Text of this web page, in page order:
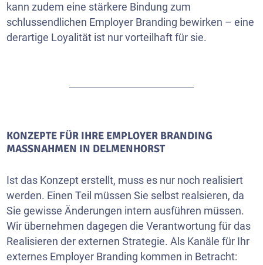
kann zudem eine stärkere Bindung zum
schlussendlichen Employer Branding bewirken – eine
derartige Loyalität ist nur vorteilhaft für sie.
KONZEPTE FÜR IHRE EMPLOYER BRANDING
MASSNAHMEN IN DELMENHORST
Ist das Konzept erstellt, muss es nur noch realisiert
werden. Einen Teil müssen Sie selbst realsieren, da
Sie gewisse Änderungen intern ausführen müssen.
Wir übernehmen dagegen die Verantwortung für das
Realisieren der externen Strategie. Als Kanäle für Ihr
externes Employer Branding kommen in Betracht: